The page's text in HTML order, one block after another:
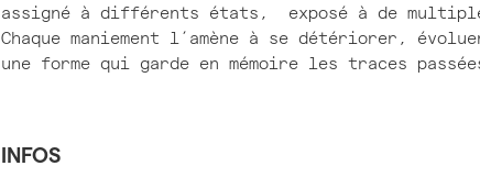
assigné à différents états, exposé à de
Chaque maniement l’amène à se détériorer,
une forme qui garde en mémoire les traces
INFOS